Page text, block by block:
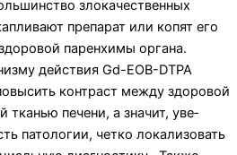
злокачественных
препарат или копят его
паренхимы органа.
действия Gd-EOB-DTPA
контраст между здоровой
тканью печени, а значит, уве­
патологии, четко локализо­вать